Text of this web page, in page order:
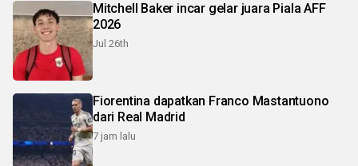
Mitchell Baker incar gelar juara Piala AFF
2026
Jul 26th
Fiorentina dapatkan Franco Mastantuono
dari Real Madrid
7 jam lalu